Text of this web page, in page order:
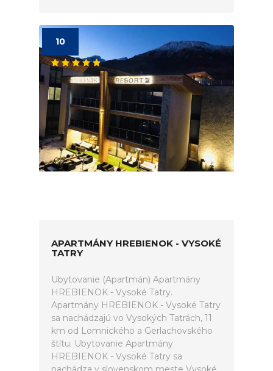
10
APARTMÁNY HREBIENOK - VYSOKÉ
TATRY
Ubytovanie (Apartmán) Apartmány
HREBIENOK - Vysoké Tatry.
Apartmány HREBIENOK - Vysoké Tatry
sa nachádzajú vo Vysokých Tatrách, 11
km od Lomnického a Gerlachovského
štítu. Ubytovanie Apartmány
HREBIENOK - Vysoké Tatry sa